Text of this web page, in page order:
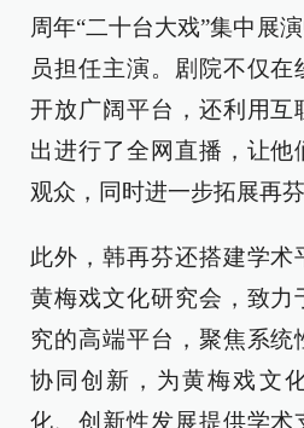
周年“二十台大戏”集中展
员担任主演。剧院不仅在
开放广阔平台，还利用互
出进行了全网直播，让
观众，同时进一步拓展再
此外，韩再芬还搭建学
黄梅戏文化研究会，致力
究的高端平台，聚焦系
协同创新，为黄梅戏文
化、创新性发展提供学术